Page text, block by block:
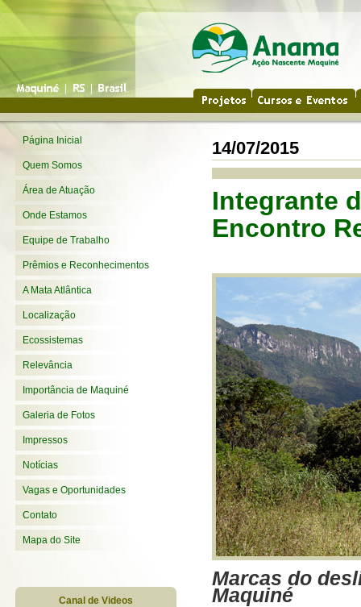
Página Inicial
Quem Somos
Área de Atuação
Onde Estamos
Equipe de Trabalho
Prêmios e Reconhecimentos
A Mata Atlântica
Localização
Ecossistemas
Relevância
Importância de Maquiné
Galeria de Fotos
Impressos
Notícias
Vagas e Oportunidades
Contato
Mapa do Site
Canal de Videos
14/07/2015
Integrante
Encontro
Marcas do
Maquiné